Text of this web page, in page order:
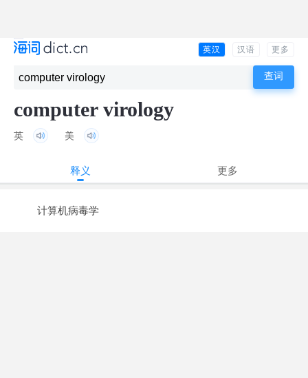
英汉 汉语 更多
computer virology
英 美
释义 更多
计算机病毒学